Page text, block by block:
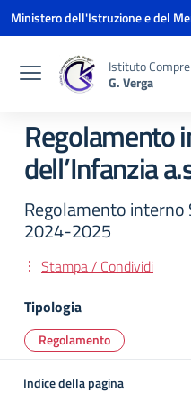
Vai ai contenuti
Vai al menu di navigazione
Vai al footer
Ministero dell'Istruzione e del
Istituto
G. Verga
Regolamento
dell’Infanzia
Regolamento interno
2024-2025
Stampa / Condividi
Tipologia
Regolamento
Indice della pagina